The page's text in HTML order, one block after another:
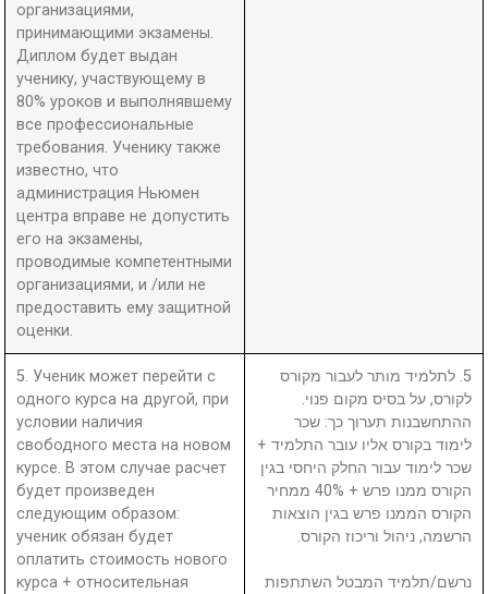
организациями,
принимающими экзамены.
Диплом будет выдан
ученику, участвующему в
80% уроков и выполнявшему
все профессиональные
требования. Ученику также
известно, что
администрация Ньюмен
центра вправе не допустить
его на экзамены,
проводимые компетентными
организациями, и /или не
предоставить ему защитной
оценки.
5. Ученик может перейти с
одного курса на другой, при
условии наличия
свободного места на новом
курсе. В этом случае расчет
будет произведен
следующим образом:
ученик обязан будет
оплатить стоимость нового
курса + относительная
5. לתלמיד מותר לעבור מקורס
לקורס, על בסיס מקום פנוי.
ההתחשבנות תערוך כך: שכר
לימוד בקורס אליו עובר התלמיד +
שכר לימוד עבור החלק היחסי בגין
הקורס ממנו פרש + 40% ממחיר
הקורס הממנו פרש בגין הוצאות
הרשמה, ניהול וריכוז הקורס.
נרשם/תלמיד המבטל השתתפות